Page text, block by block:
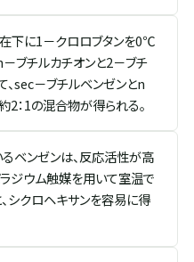
下に1－クロロブタンを0℃
ブチルカチオンと2－ブチ
、sec－ブチルベンゼンとn
2：1の混合物が得られる。
ベンゼンは、反応活性が高
ラジウム触媒を用いて室温で
シクロヘキサンを容易に得